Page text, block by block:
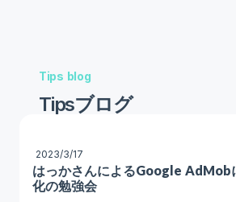
Tips blog
Tipsブログ
2023/3/17
はっかさんによるGoogle AdMob
化の勉強会